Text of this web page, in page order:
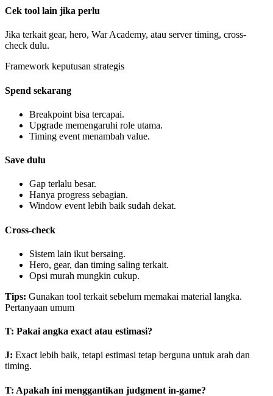
Cek tool lain jika perlu
Jika terkait gear, hero, War Academy, atau server timing, cross-
check dulu.
Framework keputusan strategis
Spend sekarang
Breakpoint bisa tercapai.
Upgrade memengaruhi role utama.
Timing event menambah value.
Save dulu
Gap terlalu besar.
Hanya progress sebagian.
Window event lebih baik sudah dekat.
Cross-check
Sistem lain ikut bersaing.
Hero, gear, dan timing saling terkait.
Opsi murah mungkin cukup.
Tips: Gunakan tool terkait sebelum memakai material langka.
Pertanyaan umum
T: Pakai angka exact atau estimasi?
J: Exact lebih baik, tetapi estimasi tetap berguna untuk arah dan
timing.
T: Apakah ini menggantikan judgment in-game?